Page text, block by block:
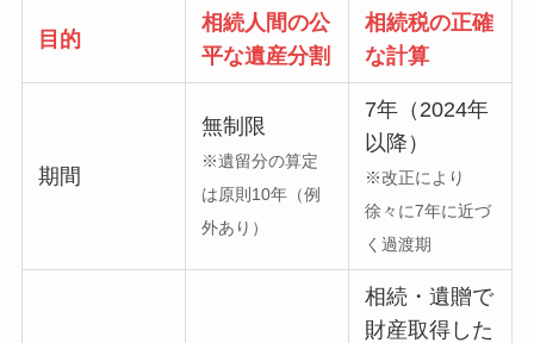
目的
相続人間の公
平な遺産分割
相続税の正確
な計算
期間
無制限
※遺留分の算定
は原則10年（例
外あり）
7年（2024年
以降）
※改正により
徐々に7年に近づ
く過渡期
相続・遺贈で
財産取得した